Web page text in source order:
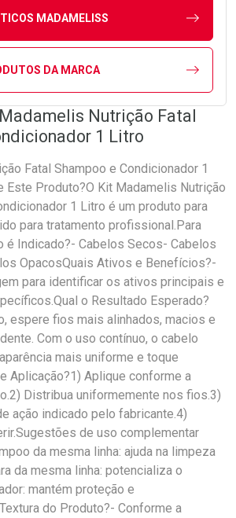
MADAMELISS
DA MARCA
Nutrição Fatal
1 Litro
Fatal Shampoo e Condicionador 1
Este Produto?O Kit Madamelis Nutrição
1 Litro é um produto para
para tratamento profissional.Para
é Indicado?- Cabelos Secos- Cabelos
OpacosQuais Ativos e Benefícios?-
para identificar os ativos principais e
o Resultado Esperado?
espere fios mais alinhados, macios e
Com o uso contínuo, o cabelo
mais uniforme e toque
Aplicação?1) Aplique conforme a
Distribua uniformemente nos fios.3)
ação indicado pelo fabricante.4)
de uso complementar
da mesma linha: ajuda na limpeza
da mesma linha: potencializa o
mantém proteção e
do Produto?- Conforme a